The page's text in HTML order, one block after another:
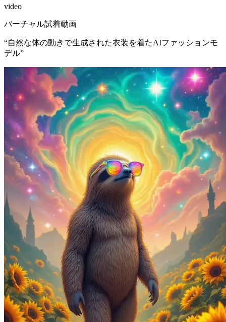
video
バーチャル試着動画
“自然な体の動きで生成された衣装を着たAIファッションモ
デル”